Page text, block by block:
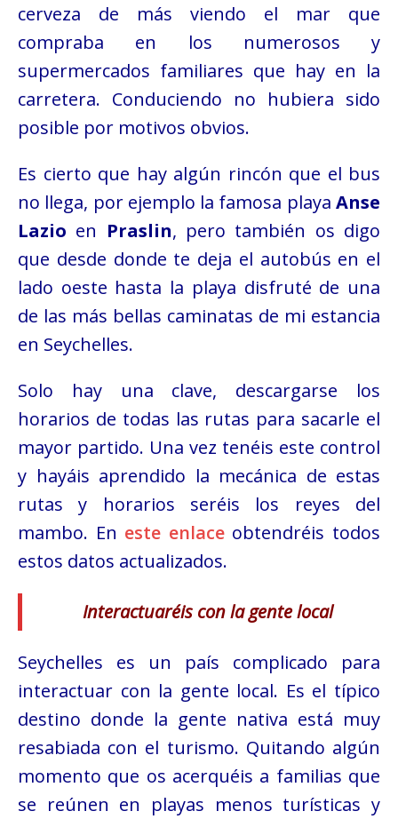
cerveza de más viendo el mar que
compraba en los numerosos y
supermercados familiares que hay en la
carretera. Conduciendo no hubiera sido
posible por motivos obvios.
Es cierto que hay algún rincón que el bus
no llega, por ejemplo la famosa playa Anse
Lazio en Praslin, pero también os digo
que desde donde te deja el autobús en el
lado oeste hasta la playa disfruté de una
de las más bellas caminatas de mi estancia
en Seychelles.
Solo hay una clave, descargarse los
horarios de todas las rutas para sacarle el
mayor partido. Una vez tenéis este control
y hayáis aprendido la mecánica de estas
rutas y horarios seréis los reyes del
mambo. En este enlaceobtendréis todos
estos datos actualizados.
Interactuaréis con la gente local
Seychelles es un país complicado para
interactuar con la gente local. Es el típico
destino donde la gente nativa está muy
resabiada con el turismo. Quitando algún
momento que os acerquéis a familias que
se reúnen en playas menos turísticas y